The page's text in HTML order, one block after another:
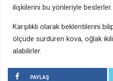
ilişkilerini bu yönleriyle beslerler.
Karşılıklı olarak beklentilerini
ölçüde sürdüren kova, oğlak
alabilirler.
PAYLAŞ